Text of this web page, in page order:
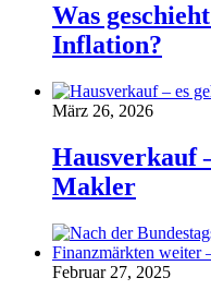
Was
Inflation?
März 26, 2026
Hausverkauf
Makler
Februar 27, 2025